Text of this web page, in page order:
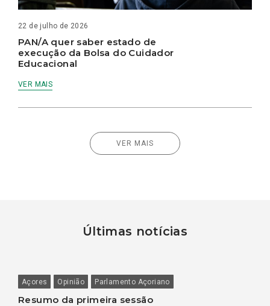
22 de julho de 2026
PAN/A quer saber estado de
execução da Bolsa do Cuidador
Educacional
VER MAIS
VER MAIS
Últimas notícias
Açores Opinião Parlamento Açoriano
Resumo da primeira sessão